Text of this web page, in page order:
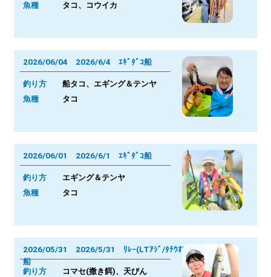
魚種 タコ、コウイカ
2026/06/04 2026/6/4 ｴｷﾞﾀﾞｺ船
釣り方 船タコ、エギング＆テンヤ
魚種 タコ
2026/06/01 2026/6/1 ｴｷﾞﾀﾞｺ船
釣り方 エギング＆テンヤ
魚種 タコ
2026/05/31 2026/5/31 ﾘﾚｰ(LTｱｼﾞ/ﾀﾁｳｵ)
船
釣り方
コマセ(撒き餌)、天びん